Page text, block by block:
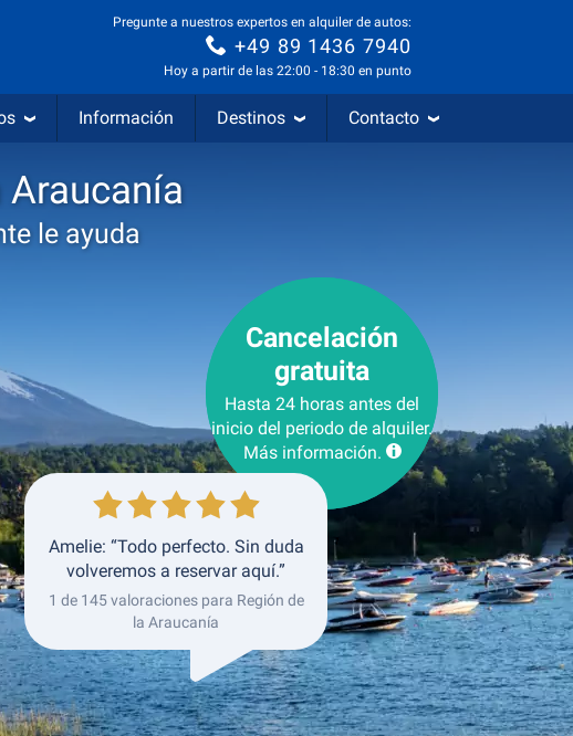
Pregunte a nuestros expertos en alquiler de autos:
+49 89 1436 7940
Hoy a partir de las 22:00 - 18:30 en punto
Información Destinos Contacto
le ayuda
Cancelación
gratuita
Hasta 24 horas antes del
inicio del periodo de alquiler.
Más información.
Amelie: “Todo perfecto. Sin duda
volveremos a reservar aquí.”
1 de 145 valoraciones para Región de
la Araucanía